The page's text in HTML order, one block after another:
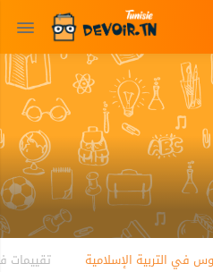
في التربية الإسلامية تقييمات